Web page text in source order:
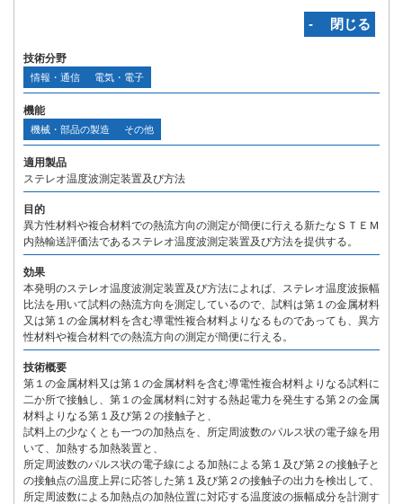
‐ 閉じる
技術分野
情報・通信 電気・電子
機能
機械・部品の製造 その他
適用製品
ステレオ温度波測定装置及び方法
目的
異方性材料や複合材料での熱流方向の測定が簡便に行える新たなＳＴＥＭ
内熱輸送評価法であるステレオ温度波測定装置及び方法を提供する。
効果
本発明のステレオ温度波測定装置及び方法によれば、ステレオ温度波振幅
比法を用いて試料の熱流方向を測定しているので、試料は第１の金属材料
又は第１の金属材料を含む導電性複合材料よりなるものであっても、異方
性材料や複合材料での熱流方向の測定が簡便に行える。
技術概要
第１の金属材料又は第１の金属材料を含む導電性複合材料よりなる試料に
二か所で接触し、第１の金属材料に対する熱起電力を発生する第２の金属
材料よりなる第１及び第２の接触子と、
試料上の少なくとも一つの加熱点を、所定周波数のパルス状の電子線を用
いて、加熱する加熱装置と、
所定周波数のパルス状の電子線による加熱による第１及び第２の接触子と
の接触点の温度上昇に応答した第１及び第２の接触子の出力を検出して、
所定周波数による加熱点の加熱位置に対応する温度波の振幅成分を計測す